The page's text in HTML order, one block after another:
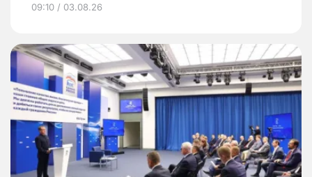
09:10 / 03.08.26